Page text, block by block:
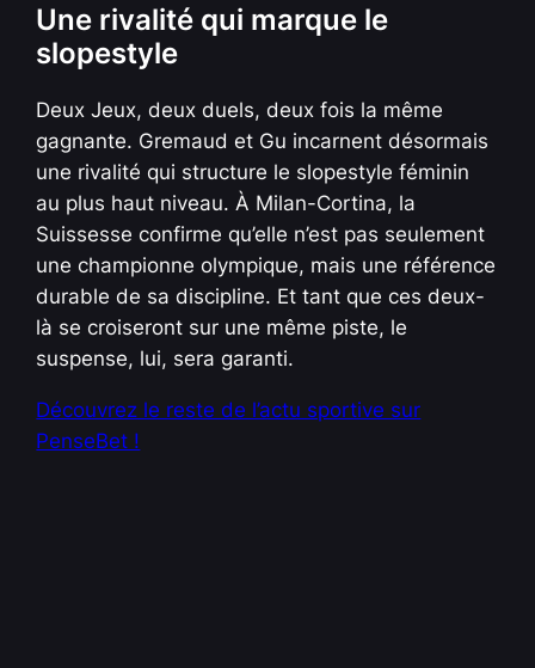
Une rivalité qui marque le
slopestyle
Deux Jeux, deux duels, deux fois la même
gagnante. Gremaud et Gu incarnent désormais
une rivalité qui structure le slopestyle féminin
au plus haut niveau. À Milan-Cortina, la
Suissesse confirme qu’elle n’est pas seulement
une championne olympique, mais une référence
durable de sa discipline. Et tant que ces deux-
là se croiseront sur une même piste, le
suspense, lui, sera garanti.
Découvrez le reste de l’actu sportive sur
PenseBet !